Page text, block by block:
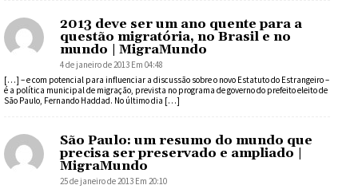
2013 deve ser um ano quente para a
questão migratória, no Brasil e no
mundo | MigraMundo
4 de janeiro de 2013 Em 04:48
[…] – e com potencial para influenciar a discussão sobre o novo Estatuto do Estrangeiro –
é a política municipal de migração, prevista no programa de governo do prefeito eleito de
São Paulo, Fernando Haddad. No último dia […]
São Paulo: um resumo do mundo que
precisa ser preservado e ampliado |
MigraMundo
25 de janeiro de 2013 Em 20:10